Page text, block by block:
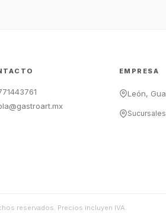
EMPRESA
León,
reservados. Precios incluyen IVA.